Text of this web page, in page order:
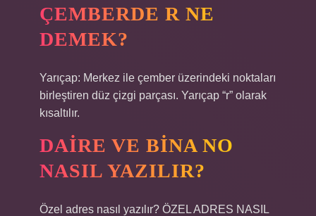
ÇEMBERDE R NE
DEMEK?
Yarıçap: Merkez ile çember üzerindeki noktaları
birleştiren düz çizgi parçası. Yarıçap “r” olarak
kısaltılır.
DAIRE VE BINA NO
NASIL YAZILIR?
Özel adres nasıl yazılır? ÖZEL ADRES NASIL